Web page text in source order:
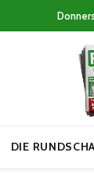
DIE